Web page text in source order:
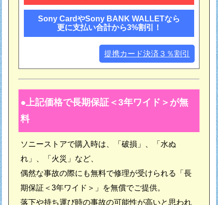
Sony CardやSony BANK WALLETなら
更に支払い合計から3%割引！
提携カード決済３％割引
上記価格で長期保証＜3年ワイド＞が無
料
ソニーストアで購入時は、「破損」、「水ぬ
れ」、「火災」など、
偶然な事故の際にも無料で修理が受けられる「長
期保証＜3年ワイド＞」を無償でご提供。
落下や持ち運び時の事故の可能性が高いと思われ